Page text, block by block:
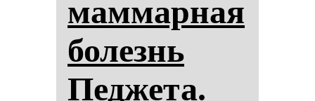
мам­мар­ная
бо­лезнь
Пед­же­та.